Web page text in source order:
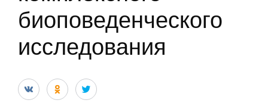
биоповеденческого
исследования